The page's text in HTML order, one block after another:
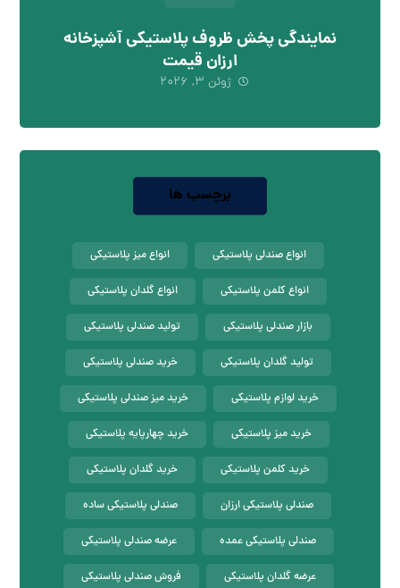
نمایندگی پخش ظروف پلاستیکی آشپزخانه
ارزان قیمت
ژوئن ۳, ۲۰۲۶
برچسب ها
انواع صندلی پلاستیکی انواع میز پلاستیکی
انواع کلمن پلاستیکی انواع گلدان پلاستیکی
بازار صندلی پلاستیکی تولید صندلی پلاستیکی
تولید گلدان پلاستیکی خرید صندلی پلاستیکی
خرید لوازم پلاستیکی خرید میز صندلی پلاستیکی
خرید میز پلاستیکی خرید چهارپایه پلاستیکی
خرید کلمن پلاستیکی خرید گلدان پلاستیکی
صندلی پلاستیکی ارزان صندلی پلاستیکی ساده
صندلی پلاستیکی عمده عرضه صندلی پلاستیکی
عرضه گلدان پلاستیکی فروش صندلی پلاستیکی